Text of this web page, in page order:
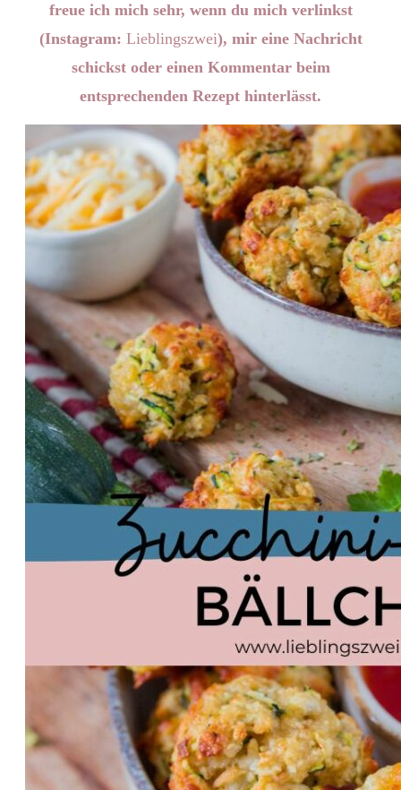
freue ich mich sehr, wenn du mich verlinkst
(Instagram: Lieblingszwei), mir eine Nachricht
schickst oder einen Kommentar beim
entsprechenden Rezept hinterlässt.